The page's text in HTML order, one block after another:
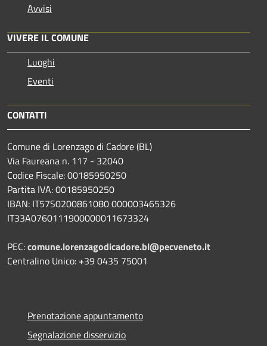
Avvisi
VIVERE IL COMUNE
Luoghi
Eventi
CONTATTI
Comune di Lorenzago di Cadore (BL)
Via Faureana n. 117 - 32040
Codice Fiscale: 00185950250
Partita IVA: 00185950250
IBAN: IT57S0200861080 000003465326
IT33A0760111900000011673324
PEC:comune.lorenzagodicadore.bl@pecveneto.it
Centralino Unico: +39 0435 75001
Prenotazione appuntamento
Segnalazione disservizio